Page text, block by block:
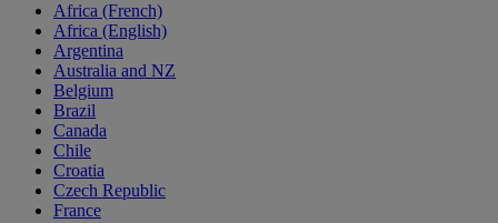
Africa (French)
Africa (English)
Argentina
Australia and NZ
Belgium
Brazil
Canada
Chile
Croatia
Czech Republic
France